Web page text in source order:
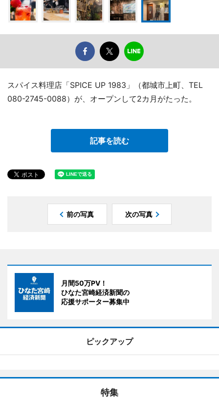
スパイス料理店「SPICE UP 1983」（都城市上町、TEL
080-2745-0088）が、オープンして2カ月がたった。
記事を読む
前の写真 次の写真
月間50万PV！
ひなた宮崎経済新聞の
応援サポーター募集中
ピックアップ
特集